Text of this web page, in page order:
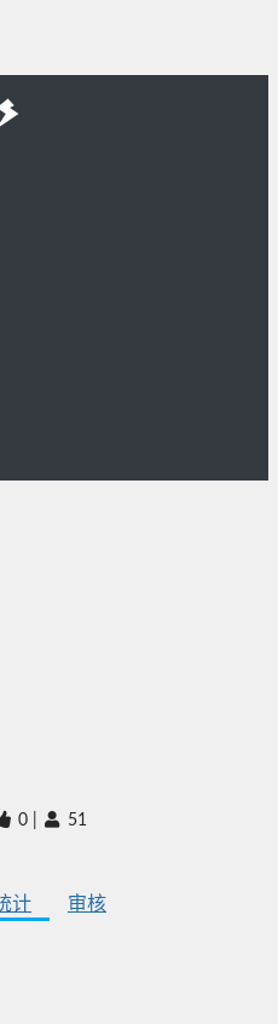
0 51
计
审核